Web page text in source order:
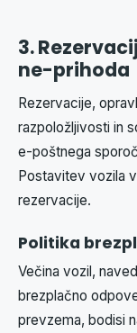
3.
ne-prihoda
Rezervacije,
razpoložljivosti in
e-poštnega
Postavitev vozila
rezervacije.
Politika
Večina vozil,
brezplačno
prevzema, bodisi